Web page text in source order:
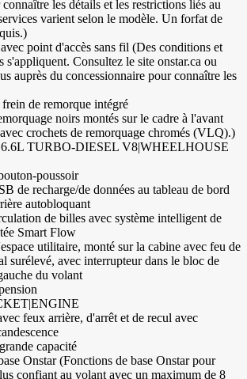
les détails et les restrictions liés au
varient selon le modèle. Un forfat de
point d'accès sans fil (Des conditions et
s'appliquent. Consultez le site onstar.ca ou
auprès du concessionnaire pour connaître les
de remorque intégré
noirs montés sur le cadre à l'avant
crochets de remorquage chromés (VLQ).)
TURBO-DIESEL V8|WHEELHOUSE
poussoir
de recharge/de données au tableau de bord
autobloquant
de billes avec système intelligent de
Smart Flow
utilitaire, monté sur la cabine avec feu de
surélevé, avec interrupteur dans le bloc de
du volant
feux arrière, d'arrêt et de recul avec
capacité
Onstar (Fonctions de base Onstar pour
confiant au volant avec un maximum de 8